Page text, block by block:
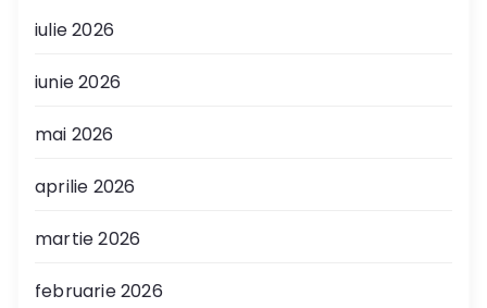
iulie 2026
iunie 2026
mai 2026
aprilie 2026
martie 2026
februarie 2026